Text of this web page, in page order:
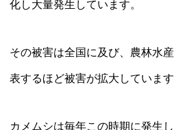
化し大量発生しています。
その被害は全国に及び、農林水
表するほど被害が拡大しています
カメムシは毎年この時期に発生